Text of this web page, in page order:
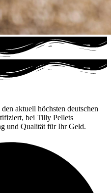
aktuell höchsten deutschen
bei Tilly Pellets
und Qualität für Ihr Geld.